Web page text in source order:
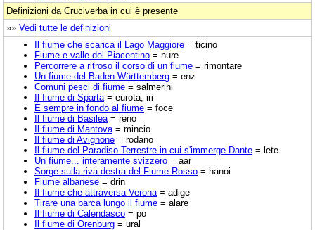
Definizioni da Cruciverba in cui è presente
»» Vedi tutte le definizioni
Il fiume che scarica il Lago Maggiore = ticino
Fiume e valle del Piacentino = nure
Percorrere a ritroso il corso di un fiume = rimontare
Un fiume del Baden-Württemberg = enz
Comuni pesci di fiume = salmerini
Il fiume di Sparta = eurota, iri
È sempre in fondo al fiume = foce
Il fiume di Basilea = reno
Il fiume di Mantova = mincio
Il fiume di Avignone = rodano
Il fiume del Paradiso Terrestre in cui s'immerge Dante = lete
Un fiume... interamente svizzero = aar
Sorge sulla riva destra del Fiume Rosso = hanoi
Fiume albanese = drin
Il fiume che attraversa Verona = adige
Tirare una barca lungo il fiume = alare
Il fiume di Calendasco = po
Il fiume di Orenburg = ural